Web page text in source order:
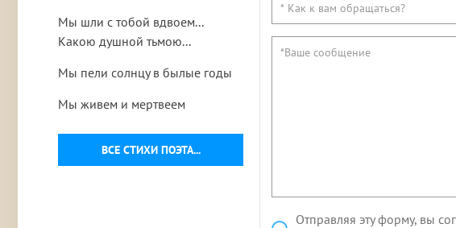
ВСЕ СТИХИ ПОЭТА...
Мы шли с тобой вдвоем...
Какою душной тьмою...
Мы пели солнцу в былые годы
Мы живем и мертвеем
Отправляя эту форму, вы